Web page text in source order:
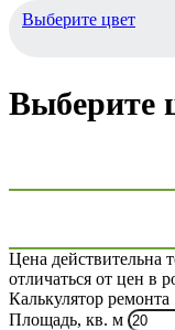
Выберите цвет
Выберите
Цена действительна
отличаться от цен в
Калькулятор ремонта
Площадь, кв. м